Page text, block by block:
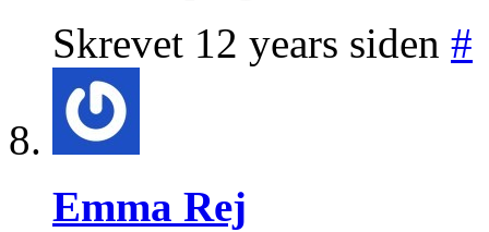
Skrevet 12 years siden #
Emma Rej